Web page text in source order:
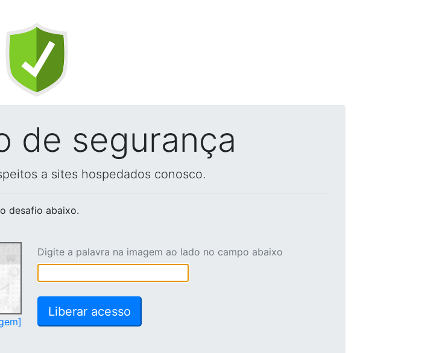
de segurança
a sites hospedados conosco.
desafio abaixo.
Digite a palavra na imagem ao lado no campo abaixo